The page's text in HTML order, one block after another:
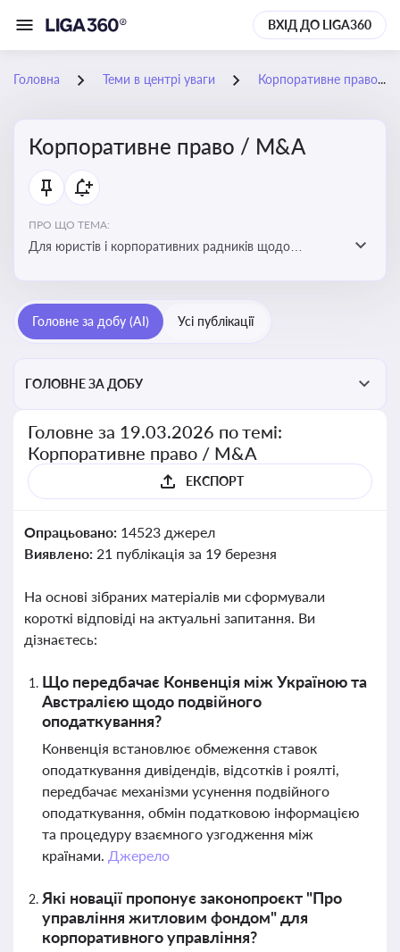
ВХІД ДО LIGA360
Головна Теми в центрі уваги Корпоративне право / M&A
Корпоративне право / M&A
ПРО ЩО ТЕМА:
Для юристів і корпоративних радників щодо
обов’язків мажоритарних і міноритарних акціонерів,
впливу змін у правовому полі на корпоративне
Головне за добу (AI) Усі публікації
ГОЛОВНЕ ЗА ДОБУ
Головне за 19.03.2026 по темі:
Корпоративне право / M&A
ЕКСПОРТ
Опрацьовано: 14523 джерел
Виявлено: 21 публікація за 19 березня
На основі зібраних матеріалів ми сформували
короткі відповіді на актуальні запитання. Ви
дізнаєтесь:
Що передбачає Конвенція між Україною та
Австралією щодо подвійного
оподаткування?
Конвенція встановлює обмеження ставок
оподаткування дивідендів, відсотків і роялті,
передбачає механізми усунення подвійного
оподаткування, обмін податковою інформацією
та процедуру взаємного узгодження між
країнами. Джерело
Які новації пропонує законопроєкт "Про
управління житловим фондом" для
корпоративного управління?